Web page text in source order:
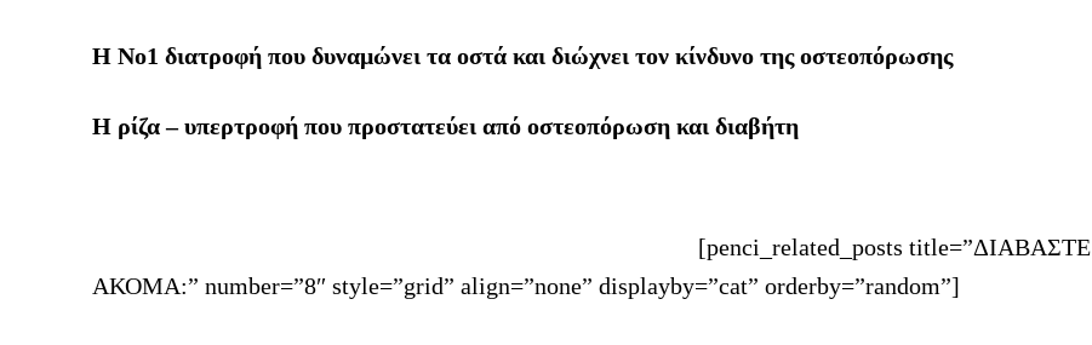
Η Νο1 διατροφή που δυναμώνει τα οστά και διώχνει τον κίνδυνο της οστεοπόρωσης
Η ρίζα – υπερτροφή που προστατεύει από οστεοπόρωση και διαβήτη
[penci_related_posts title=”ΔΙΑΒΑΣΤΕ
ΑΚΟΜΑ:” number=”8″ style=”grid” align=”none” displayby=”cat” orderby=”random”]